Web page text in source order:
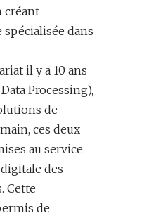
créant
spécialisée dans
il y a 10 ans
Processing),
de
ces deux
au service
des
Cette
de